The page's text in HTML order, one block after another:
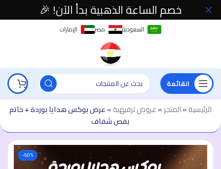
السعودية مصر الإمارات
القائمة
الرئيسية»المتجر»عروض ترفيهية»عرض بوكس هدايا بوردة + خاتم
بفص شفاف
-50%
خصم الساعة الذهبية بدأ الآن! 🎉